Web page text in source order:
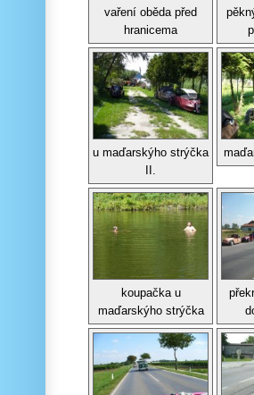
vaření oběda před
hranicema
u maďarskýho strýčka
koupačka u
maďarskýho strýčka